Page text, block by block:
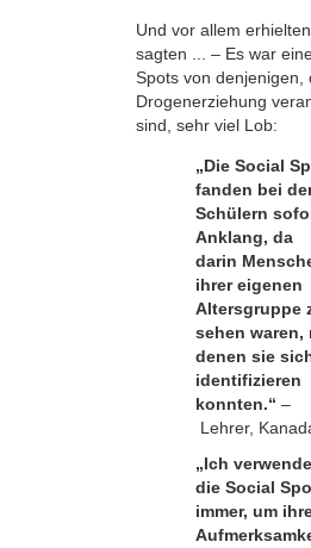
Und vor allem
sagten ... – Es war
Spots von denjenigen,
Drogenerziehung
sind, sehr viel Lob:
„Die Social
fanden bei
Schülern
Anklang, da
darin
ihrer eigenen
Altersgruppe
sehen waren,
denen sie
identifizieren
konnten.“ –
Lehrer,
„Ich verwende
die Social
immer, um